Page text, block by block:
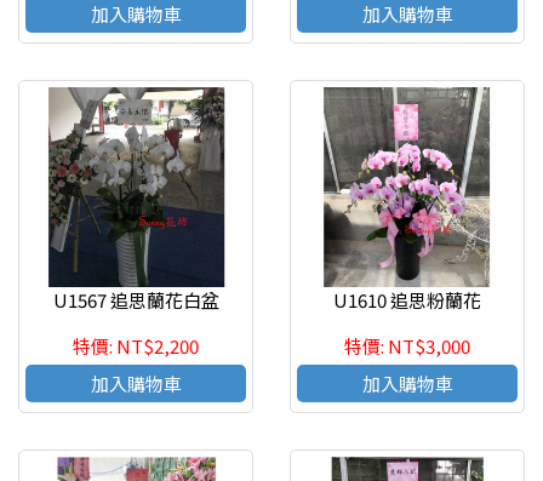
加入購物車
加入購物車
U1567 追思蘭花白盆
特價: NT$2,200
加入購物車
U1610 追思粉蘭花
特價: NT$3,000
加入購物車